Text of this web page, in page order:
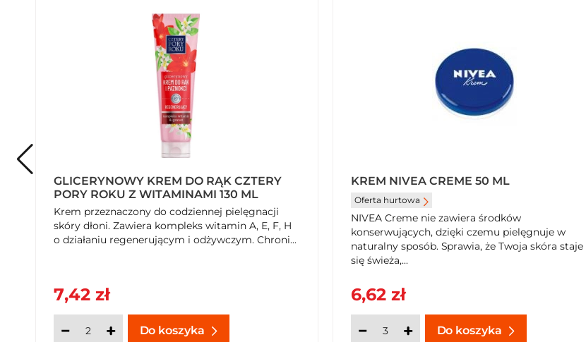
ZIAJA Ltd Zakład Produkcji Leków sp. z o.o.
Przygotowanie i stosowanie
Sposób użycia: krem wmasować w czystą skórę dłoni i paznokcie. Stosować regularnie, nawet kilka razy dziennie.
Typ: Przechowywać w temperaturze otoczenia
Rozmiar opakowania
Jednostka (tekst opisowy)
Średnia miara
Średnia miara (e)
Rodzaj materiału opakowania
GLICERYNOWY KREM DO RĄK CZTERY
PORY ROKU Z WITAMINAMI 130 ML
Krem przeznaczony do codziennej pielęgnacji
skóry dłoni. Zawiera kompleks witamin A, E, F, H
o działaniu regenerującym i odżywczym. Chroni...
7,42 zł
Do koszyka
KREM NIVEA CREME 50 ML
Oferta hurtowa
NIVEA Creme nie zawiera środków
konserwujących, dzięki czemu pielęgnuje w
naturalny sposób. Sprawia, że Twoja skóra staje
się świeża,...
6,62 zł
Do koszyka